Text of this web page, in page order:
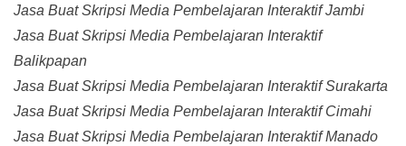
Jasa Buat Skripsi Media Pembelajaran Interaktif Jambi
Jasa Buat Skripsi Media Pembelajaran Interaktif
Balikpapan
Jasa Buat Skripsi Media Pembelajaran Interaktif Surakarta
Jasa Buat Skripsi Media Pembelajaran Interaktif Cimahi
Jasa Buat Skripsi Media Pembelajaran Interaktif Manado